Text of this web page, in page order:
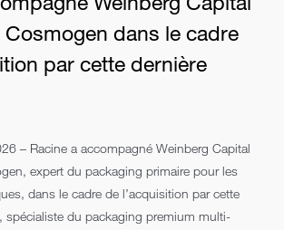
Cosmogen dans le cadre
par cette dernière
– Racine a accompagné Weinberg Capital
expert du packaging primaire pour les
dans le cadre de l’acquisition par cette
spécialiste du packaging premium multi-